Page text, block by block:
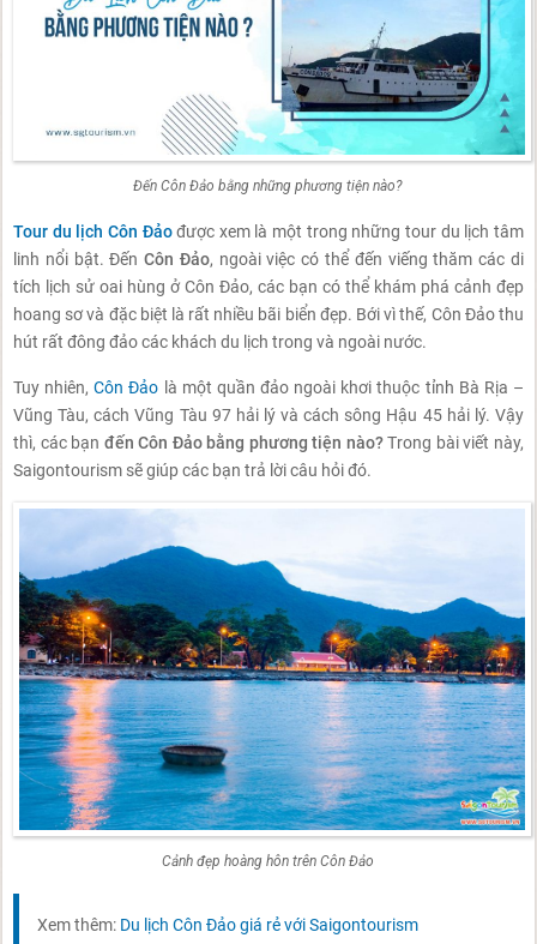
Đến Côn Đảo bằng những phương tiện nào?
Tour du lịch Côn Đảođược xem là một trong những tour du lịch tâm
linh nổi bật. ĐếnCôn Đảo, ngoài việc có thể đến viếng thăm các di
tích lịch sử oai hùng ở Côn Đảo, các bạn có thể khám phá cảnh đẹp
hoang sơ và đặc biệt là rất nhiều bãi biển đẹp. Bới vì thế, Côn Đảo thu
hút rất đông đảo các khách du lịch trong và ngoài nước.
Tuy nhiên,Côn Đảo là một quần đảo ngoài khơi thuộc tỉnh Bà Rịa –
Vũng Tàu, cách Vũng Tàu 97 hải lý và cách sông Hậu 45 hải lý. Vậy
thì, các bạn đến Côn Đảo bằng phương tiện nào?Trong bài viết này,
Saigontourism sẽ giúp các bạn trả lời câu hỏi đó.
Cảnh đẹp hoàng hôn trên Côn Đảo
Xem thêm: Du lịch Côn Đảo giá rẻ với Saigontourism